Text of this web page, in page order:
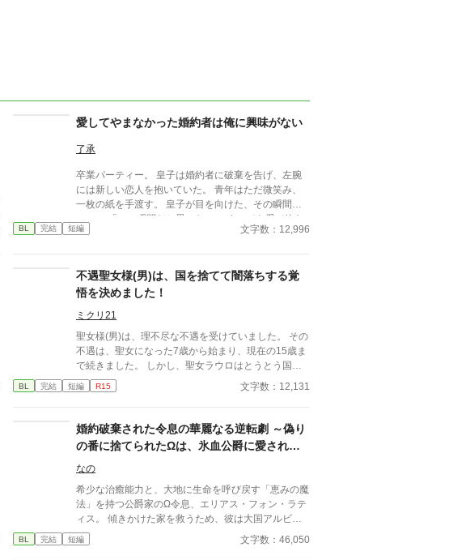
愛してやまなかった婚約者は俺に興味がない
了承
卒業パーティー。 皇子は婚約者に破棄を告げ、左腕
には新しい恋人を抱いていた。 青年はただ微笑み、
一枚の紙を手渡す。 皇子が目を向けた、その瞬間
らせた、沈黙の恋の物語。 IFストーリーあり 誤字
BL 完結 短編 文字数：12,996
不遇聖女様(男)は、国を捨てて闇落ちする覚
悟を決めました！
ミクリ21
聖女様(男)は、理不尽な不遇を受けていました。 その
不遇は、聖女になった7歳から始まり、現在の15歳ま
で続きました。 しかし、聖女ラウロはとうとう国を
捨てるようです。 何故なら、この世界の成人年齢は1
5歳だから。 聖女ラウロは、これからは闇落ちをして
BL 完結 短編 R15 文字数：12,131
婚約破棄された令息の華麗なる逆転劇 ～偽り
の番に捨てられたΩは、氷血公爵に愛される
～
なの
希少な治癒能力と、大地に生命を呼び戻す「恵みの魔
法」を持つ公爵家のΩ令息、エリアス・フォン・ラテ
ィス。 傾きかけた家を救うため、彼は大国アルビオ
ンの第二王子、ジークフリート殿下（α）との「政略
的な番契約」を受け入れた。 家のため、領民のた
BL 完結 短編 文字数：46,050